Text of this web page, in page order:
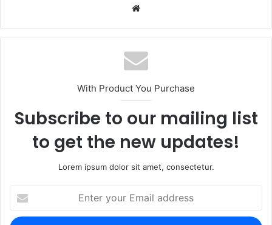
With Product You Purchase
Subscribe to our mailing list
to get the new updates!
Lorem ipsum dolor sit amet, consectetur.